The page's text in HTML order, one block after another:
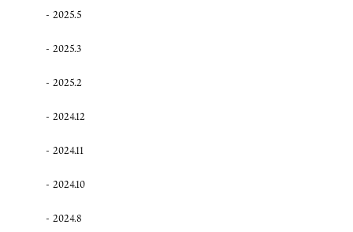
2025.5
2025.3
2025.2
2024.12
2024.11
2024.10
2024.8